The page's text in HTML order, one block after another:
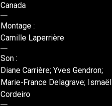
Canada
Montage :
Camille Laperrière
Son :
Diane Carrière; Yves Gendron;
Marie-France Delagrave; Ismaël
Cordeiro